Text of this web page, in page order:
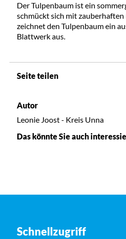
Der Tulpenbaum ist ein
schmückt sich mit
zeichnet den Tulpenbaum ein
Blattwerk aus.
Seite teilen
Autor
Leonie Joost - Kreis Unna
Das könnte Sie auch
Schnellzugriff